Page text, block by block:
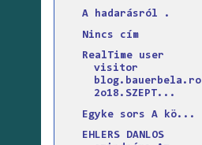
A hadarásról .
Nincs cím
RealTime user
visitor
blog.bauerbela.ro
2o18.SZEPT...
Egyke sors A kö...
EHLERS DANLOS